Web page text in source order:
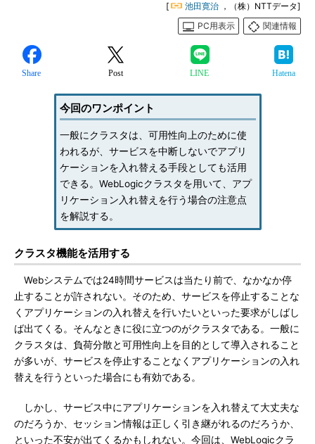
[ 池田寛治 ，（株）NTTデータ]
PC用表示
関連情報
Share Post LINE Hatena
今回のワンポイント
一般にクラスタは、可用性向上のために使
われるが、サービスを中断しないでアプリ
ケーションを入れ替える手段としても活用
できる。WebLogicクラスタを用いて、アプ
リケーション入れ替えを行う場合の注意点
を解説する。
クラスタ機能を活用する
Webシステムでは24時間サービスは当たり前で、なかなか停
止することが許されない。そのため、サービスを停止することな
くアプリケーションの入れ替えを行いたいといった要求がしばし
ば出てくる。そんなときに役に立つのがクラスタである。一般に
クラスタは、負荷分散と可用性向上を目的として導入されること
が多いが、サービスを停止することなくアプリケーションの入れ
替えを行うといった場合にも有効である。
しかし、サービス中にアプリケーションを入れ替えて大丈夫な
のだろうか、セッション情報は正しく引き継がれるのだろうか、
といった不安が出てくるかもしれない。今回は、WebLogicクラ